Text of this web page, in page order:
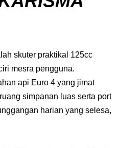
skuter praktikal 125cc
mesra pengguna.
api Euro 4 yang jimat
simpanan luas serta port
harian yang selesa,